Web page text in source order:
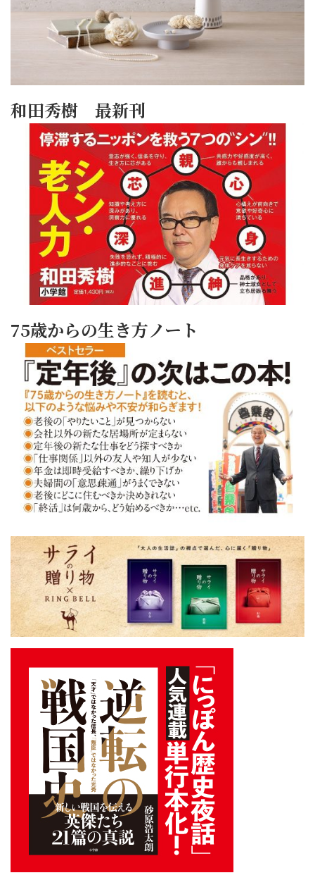
和田秀樹 最新刊
75歳からの生き方ノート